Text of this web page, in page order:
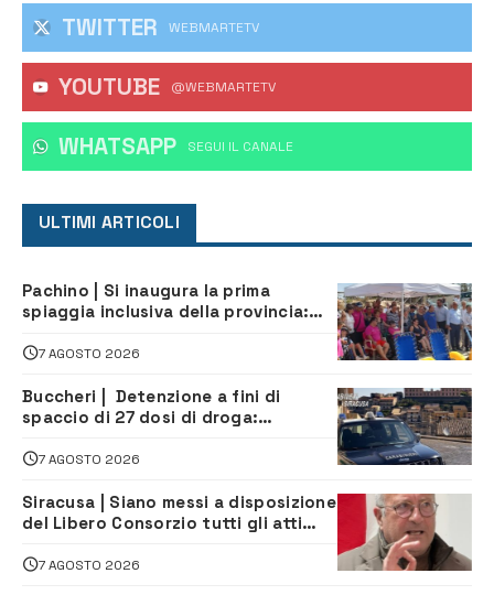
TWITTER WEBMARTETV
YOUTUBE @WEBMARTETV
WHATSAPP ‎SEGUI IL CANALE
ULTIMI ARTICOLI
Pachino | Si inaugura la prima
spiaggia inclusiva della provincia:
tutti
7 AGOSTO 2026
Buccheri | Detenzione a fini di
spaccio di 27 dosi di droga:
7 AGOSTO 2026
Siracusa | Siano messi a disposizione
del Libero Consorzio tutti gli atti
7 AGOSTO 2026